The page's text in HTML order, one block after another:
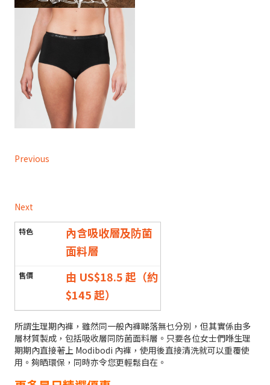
Previous
Next
內含吸收層及防菌
面料層
由 US$18.5 起（約
$145 起）
所謂生理期內褲，雖然同一般內褲睇落無乜分別，但其實係由多
層材質製成，包括吸收層同防菌面料層。只要各位女士們喺生理
期期內直接著上 Modibodi 內褲，使用後直接清洗就可以重覆使
用。夠晒環保，同時亦令您更輕鬆自在。